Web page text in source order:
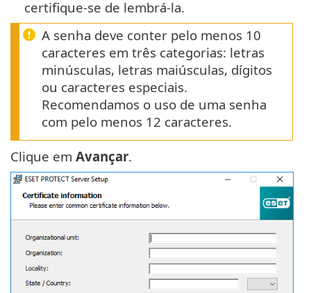
certifique-se de lembrá-la.
A senha deve conter pelo menos 10
caracteres em três categorias: letras
minúsculas, letras maiúsculas, dígitos
ou caracteres especiais.
Recomendamos o uso de uma senha
com pelo menos 12 caracteres.
Clique em Avançar.